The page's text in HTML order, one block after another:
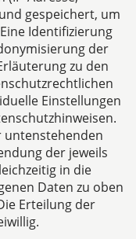
um
und
gespeichert, um
Identifizierung
der
zu den
Einstellungen
untenstehenden
der jeweils
in die
Daten zu oben
Erteilung der